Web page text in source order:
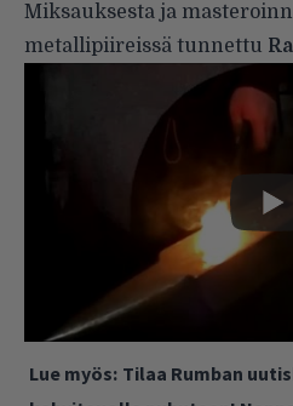
Miksauksesta ja
metallipiireissä tunnettu
Lue myös: Tilaa Rumban